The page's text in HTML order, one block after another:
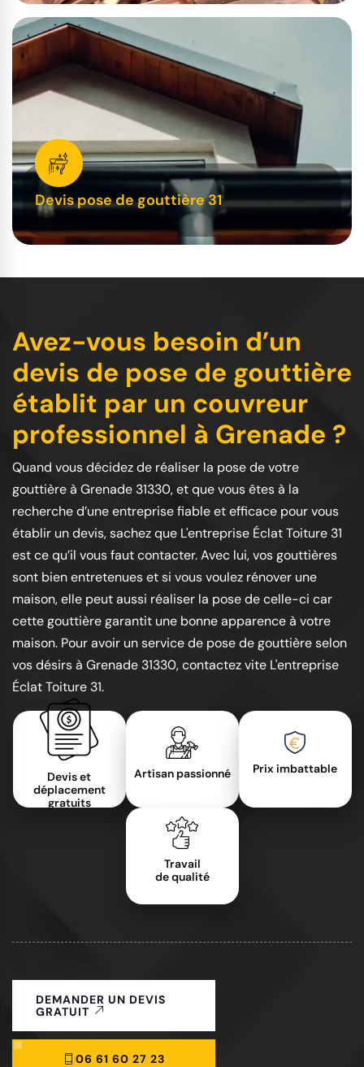
Devis pose de gouttière 31
Avez-vous besoin d’un
devis de pose de gouttière
établit par un couvreur
professionnel à Grenade ?
Quand vous décidez de réaliser la pose de votre
gouttière à Grenade 31330, et que vous êtes à la
recherche d’une entreprise fiable et efficace pour vous
établir un devis, sachez que L'entreprise Éclat Toiture 31
est ce qu’il vous faut contacter. Avec lui, vos gouttières
sont bien entretenues et si vous voulez rénover une
maison, elle peut aussi réaliser la pose de celle-ci car
cette gouttière garantit une bonne apparence à votre
maison. Pour avoir un service de pose de gouttière selon
vos désirs à Grenade 31330, contactez vite L'entreprise
Éclat Toiture 31.
Devis et
déplacement
gratuits
Artisan passionné Prix imbattable
Travail
de qualité
DEMANDER UN DEVIS
GRATUIT
06 61 60 27 23